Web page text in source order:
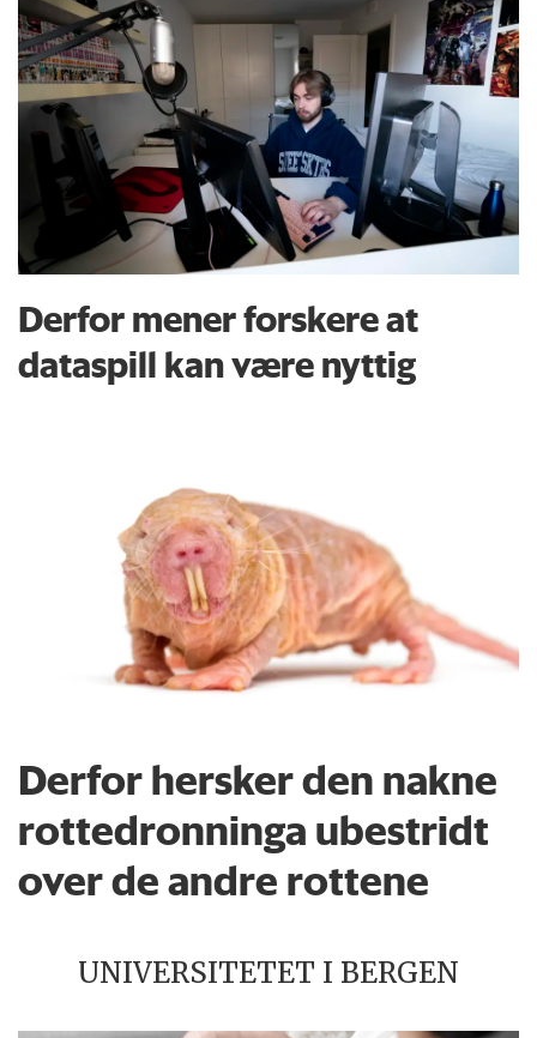
Derfor mener forskere at
dataspill kan være nyttig
Derfor hersker den nakne
rottedronninga ubestridt
over de andre rottene
UNIVERSITETET I BERGEN